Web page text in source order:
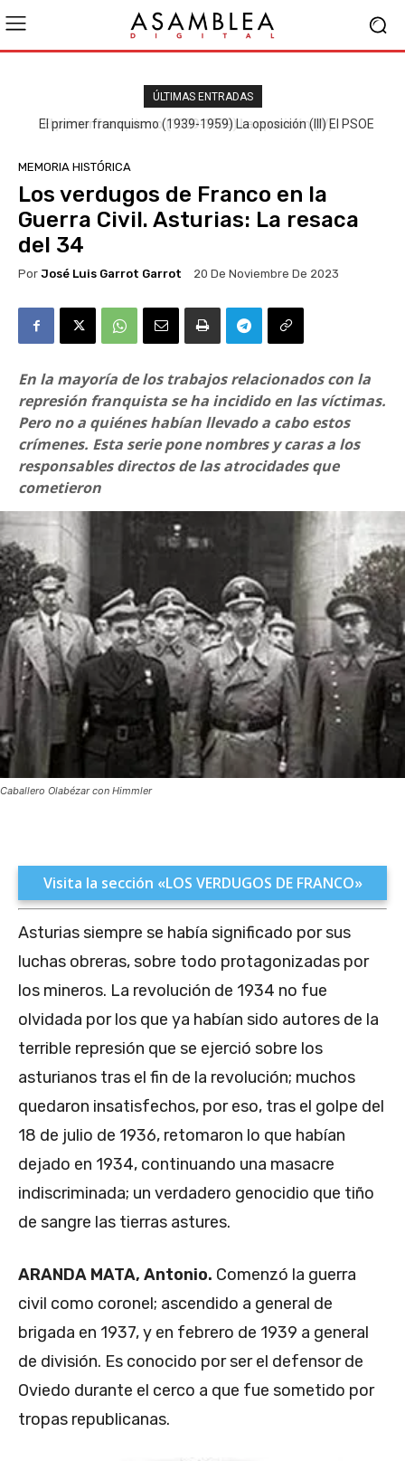
ÚLTIMAS ENTRADAS
El primer franquismo (1939-1959) La oposición (III) El PSOE
MEMORIA HISTÓRICA
Los verdugos de Franco en la
Guerra Civil. Asturias: La resaca
del 34
Por José Luis Garrot Garrot 20 De Noviembre De 2023
En la mayoría de los trabajos relacionados con la
represión franquista se ha incidido en las víctimas.
Pero no a quiénes habían llevado a cabo estos
crímenes. Esta serie pone nombres y caras a los
responsables directos de las atrocidades que
cometieron
Caballero Olabézar con Himmler
Visita la sección «LOS VERDUGOS DE FRANCO»
Asturias siempre se había significado por sus
luchas obreras, sobre todo protagonizadas por
los mineros. La revolución de 1934 no fue
olvidada por los que ya habían sido autores de la
terrible represión que se ejerció sobre los
asturianos tras el fin de la revolución; muchos
quedaron insatisfechos, por eso, tras el golpe del
18 de julio de 1936, retomaron lo que habían
dejado en 1934, continuando una masacre
indiscriminada; un verdadero genocidio que tiño
de sangre las tierras astures.
ARANDA MATA, Antonio. Comenzó la guerra
civil como coronel; ascendido a general de
brigada en 1937, y en febrero de 1939 a general
de división. Es conocido por ser el defensor de
Oviedo durante el cerco a que fue sometido por
tropas republicanas.